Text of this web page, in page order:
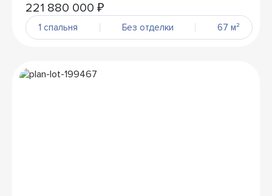
221 880 000 ₽
1 спальня Без отделки 67 м²